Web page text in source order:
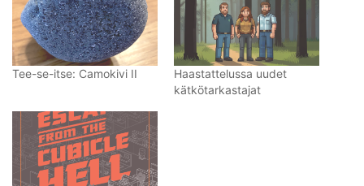
Tee-se-itse: Camokivi II
Haastattelussa uudet
kätkötarkastajat